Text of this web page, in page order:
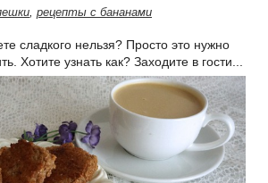
, рецепты с бананами
сладкого нельзя? Просто это нужно
Хотите узнать как? Заходите в гости...